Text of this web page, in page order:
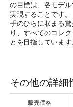
の目標は、各モデ
実現することです。
手のひらに収まる
り、すべてのコレ
とを目指しています
その他の詳細
販売価格